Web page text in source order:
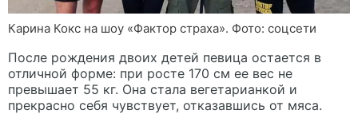
Карина Кокс на шоу «Фактор страха». Фото: соцсети
После рождения двоих детей певица остается в
отличной форме: при росте 170 см ее вес не
превышает 55 кг. Она стала вегетарианкой и
прекрасно себя чувствует, отказавшись от мяса.